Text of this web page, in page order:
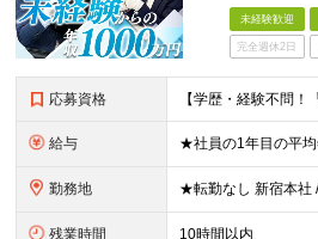
未経験歓迎
完全週休2日
応募資格
給与
勤務地
残業時間 10時間以内